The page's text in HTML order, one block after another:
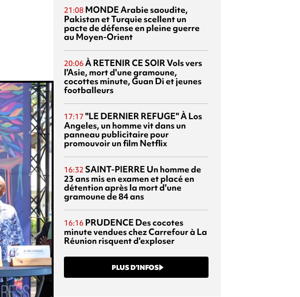
21:08 MONDEArabie saoudite,
Pakistan et Turquie scellent un
pacte de défense en pleine guerre
au Moyen-Orient
20:06À RETENIR CE SOIRVols vers
l'Asie, mort d'une gramoune,
cocottes minute, Guan Di et jeunes
footballeurs
17:17 "LE DERNIER REFUGE"À Los
Angeles, un homme vit dans un
panneau publicitaire pour
promouvoir un film Netflix
16:32 SAINT-PIERRE Un homme de
23 ans mis en examen et placé en
détention après la mort d'une
gramoune de 84 ans
16:16 PRUDENCE Des cocotes
minute vendues chez Carrefour à La
Réunion risquent d'exploser
PLUS D’INFOS